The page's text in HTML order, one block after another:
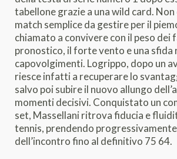
tabellone grazie a una wild card.
match semplice da gestire per il
chiamato a convivere con il peso dei
pronostico, il forte vento e una sfida
capovolgimenti. Logrippo, dopo un
riesce infatti a recuperare lo
salvo poi subire il nuovo allungo
momenti decisivi. Conquistato un
set, Massellani ritrova fiducia e
tennis, prendendo
dell’incontro fino al definitivo 75 64.